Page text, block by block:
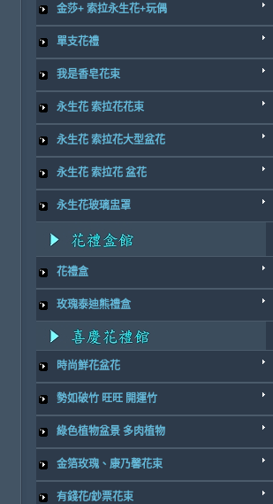
金莎+ 索拉永生花+玩偶
單支花禮
我是香皂花束
永生花 索拉花花束
永生花 索拉花大型盆花
永生花 索拉花 盆花
永生花玻璃盅罩
花禮盒
玫瑰泰迪熊禮盒
時尚鮮花盆花
勢如破竹 旺旺 開運竹
綠色植物盆景 多肉植物
金箔玫瑰、康乃馨花束
有錢花/鈔票花束